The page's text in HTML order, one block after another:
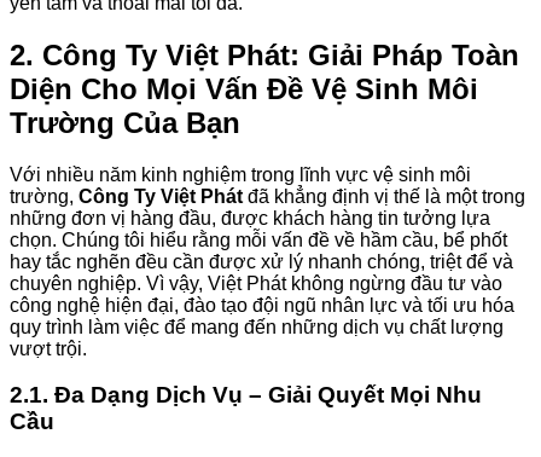
2. Công Ty Việt Phát: Giải Pháp Toàn
Diện Cho Mọi Vấn Đề Vệ Sinh Môi
Trường Của Bạn
Với nhiều năm kinh nghiệm trong lĩnh vực vệ sinh môi
trường, Công Ty Việt Phát đã khẳng định vị thế là một trong
những đơn vị hàng đầu, được khách hàng tin tưởng lựa
chọn. Chúng tôi hiểu rằng mỗi vấn đề về hầm cầu, bể phốt
hay tắc nghẽn đều cần được xử lý nhanh chóng, triệt để và
chuyên nghiệp. Vì vậy, Việt Phát không ngừng đầu tư vào
công nghệ hiện đại, đào tạo đội ngũ nhân lực và tối ưu hóa
quy trình làm việc để mang đến những dịch vụ chất lượng
vượt trội.
2.1. Đa Dạng Dịch Vụ – Giải Quyết Mọi Nhu
Cầu